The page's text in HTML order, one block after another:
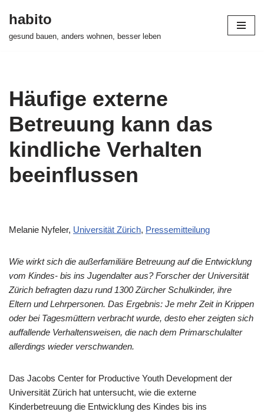
habito
gesund bauen, anders wohnen, besser leben
Häufige externe
Betreuung kann das
kindliche Verhalten
beeinflussen
Melanie Nyfeler, Universität Zürich, Pressemitteilung
Wie wirkt sich die außerfamiliäre Betreuung auf die Entwicklung
vom Kindes- bis ins Jugendalter aus? Forscher der Universität
Zürich befragten dazu rund 1300 Zürcher Schulkinder, ihre
Eltern und Lehrpersonen. Das Ergebnis: Je mehr Zeit in Krippen
oder bei Tagesmüttern verbracht wurde, desto eher zeigten sich
auffallende Verhaltensweisen, die nach dem Primarschulalter
allerdings wieder verschwanden.
Das Jacobs Center for Productive Youth Development der
Universität Zürich hat untersucht, wie die externe
Kinderbetreuung die Entwicklung des Kindes bis ins